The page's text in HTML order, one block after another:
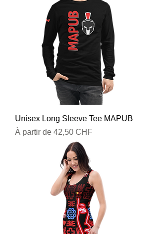
Unisex Long Sleeve Tee MAPUB
À partir de 42,50 CHF
Prix promotionnel